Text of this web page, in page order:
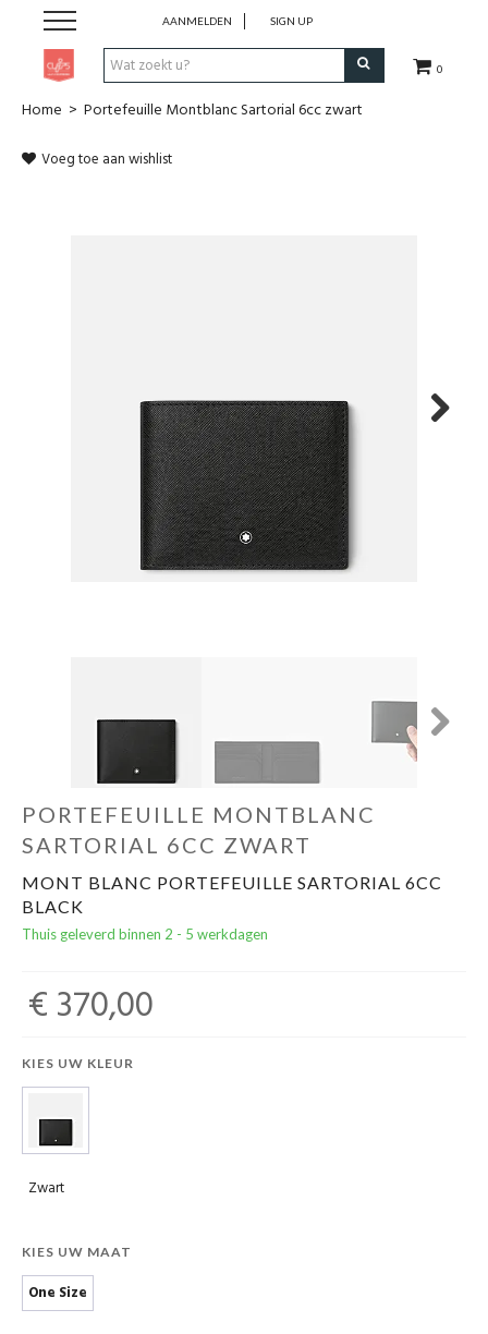
0
AANMELDEN SIGN UP
Pen & Papier
School & Travel
Acties en events
Home > Portefeuille Montblanc Sartorial 6cc zwart
Voeg toe aan wishlist
PORTEFEUILLE MONTBLANC
SARTORIAL 6CC ZWART
MONT BLANC PORTEFEUILLE SARTORIAL 6CC
BLACK
Thuis geleverd binnen 2 - 5 werkdagen
€ 370,00
KIES UW KLEUR
Zwart
KIES UW MAAT
One Size